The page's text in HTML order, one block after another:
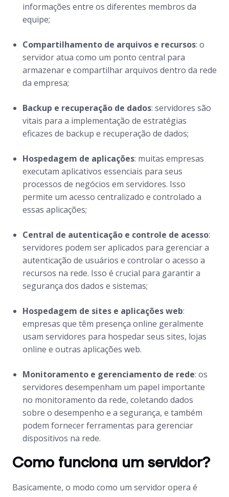
informações entre os diferentes membros da
equipe;
Compartilhamento de arquivos e recursos: o
servidor atua como um ponto central para
armazenar e compartilhar arquivos dentro da rede
da empresa;
Backup e recuperação de dados: servidores são
vitais para a implementação de estratégias
eficazes de backup e recuperação de dados;
Hospedagem de aplicações: muitas empresas
executam aplicativos essenciais para seus
processos de negócios em servidores. Isso
permite um acesso centralizado e controlado a
essas aplicações;
Central de autenticação e controle de acesso:
servidores podem ser aplicados para gerenciar a
autenticação de usuários e controlar o acesso a
recursos na rede. Isso é crucial para garantir a
segurança dos dados e sistemas;
Hospedagem de sites e aplicações web:
empresas que têm presença online geralmente
usam servidores para hospedar seus sites, lojas
online e outras aplicações web.
Monitoramento e gerenciamento de rede: os
servidores desempenham um papel importante
no monitoramento da rede, coletando dados
sobre o desempenho e a segurança, e também
podem fornecer ferramentas para gerenciar
dispositivos na rede.
Como funciona um servidor?
Basicamente, o modo como um servidor opera é